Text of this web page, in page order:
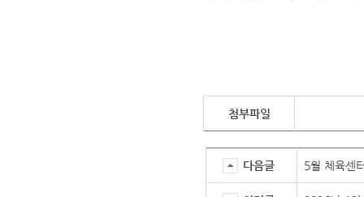
첨부파일
다음글 5월 체육센